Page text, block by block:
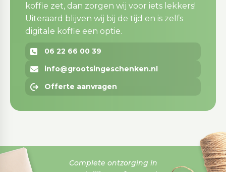
koffie zet, dan zorgen wij voor iets lekkers!
Uiteraard blijven wij bij de tijd en is zelfs
digitale koffie een optie.
06 22 66 00 39
info@grootsingeschenken.nl
Offerte aanvragen
Complete ontzorging in